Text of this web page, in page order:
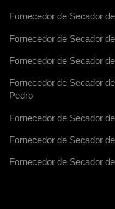
Fornecedor de Secador
Fornecedor de Secador
Fornecedor de Secador
Fornecedor de Secador
Pedro
Fornecedor de Secador
Fornecedor de Secador
Fornecedor de Secador